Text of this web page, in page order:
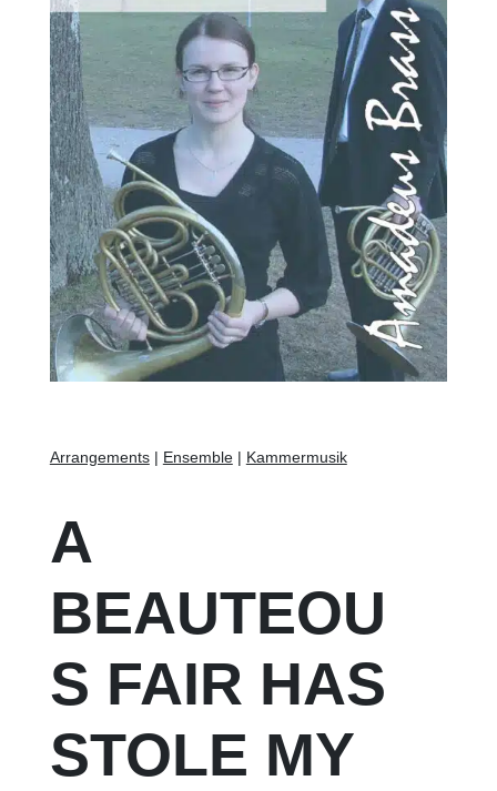
Arrangements| Ensemble| Kammermusik
A
BEAUTEOU
S FAIR HAS
STOLE MY